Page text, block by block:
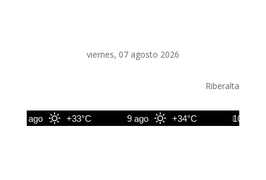
viernes, 07 agosto 2026
Riberalta
8 ago +33°C 9 ago +34°C 10 ago